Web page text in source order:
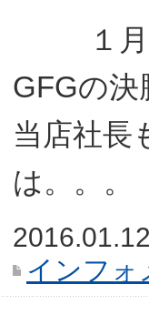
１月１
GFGの
当店社長
は。。。
インフォ